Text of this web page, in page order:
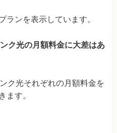
ランを表示しています。
ク光の月額料金に大差はあ
ク光それぞれの月額料金を
ます。